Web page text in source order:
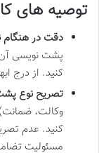
توصیه های
دقت در
پشت نویسی
کنید. از درج
تصریح نوع
وکالت،
کنید. عدم
مسئولیت